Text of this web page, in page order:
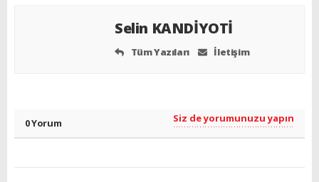
Selin KANDİYOTİ
Tüm Yazıları İletişim
0 Yorum Siz de yorumunuzu yapın